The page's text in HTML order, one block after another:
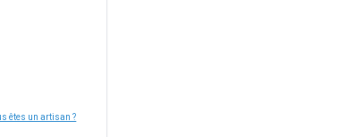
êtes un artisan ?